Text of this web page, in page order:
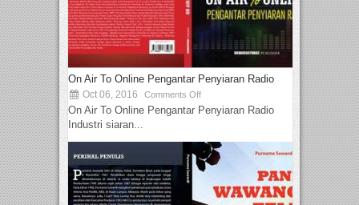
On Air To Online Pengantar Penyiaran Radio
Oct 06, 2016 Comments Off
On Air To Online Pengantar Penyiaran Radio
Industri siaran...